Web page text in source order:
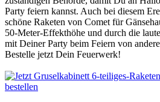
Party feiern kannst. Auch bei diesem
schöne Raketen von Comet für
50-Meter-Effekthöhe und durch die
mit Deiner Party beim Feiern von
Bestelle jetzt Dein Feuerwerk!